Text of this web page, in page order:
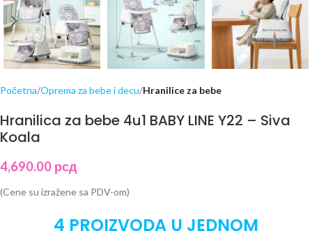
Početna Oprema za bebe i decu Hranilice za bebe
Hranilica za bebe 4u1 BABY LINE Y22 – Siva
Koala
4,690.00 рсд
(Cene su izražene sa PDV-om)
4 PROIZVODA U JEDNOM